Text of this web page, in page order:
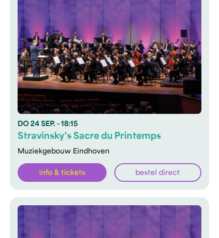
DO 24 SEP. - 18:15
Muziekgebouw Eindhoven
Stravinsky's Sacre du Printemps
info & tickets bestel direct